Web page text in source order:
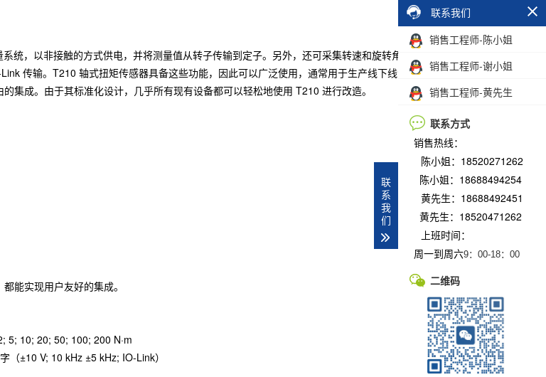
统，以非接触的方式供电，并将测量值从转子传输到定子。另外，还可采集转速和旋转角度。这些值通过经典
传输。T210 轴式扭矩传感器具备这些功能，因此可以广泛使用，通常用于生产线下线测试或开发测试台。
集成。由于其标准化设计，几乎所有现有设备都可以轻松地使用 T210 进行改造。
能实现用户友好的集成。
5; 10; 20; 50; 100; 200 N·m
（±10 V; 10 kHz ±5 kHz; IO-Link）
联系我们
销售工程师-陈小姐
销售工程师-谢小姐
销售工程师-黄先生
联系方式
销售热线：
陈小姐：18520271262
陈小姐：18688494254
黄先生：18688492451
黄先生：18520471262
上班时间：
周一到周六9：00-18：00
二维码
联
系
我
们